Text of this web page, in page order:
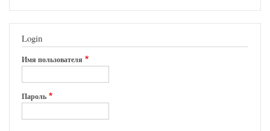
Login
Имя пользователя
Пароль